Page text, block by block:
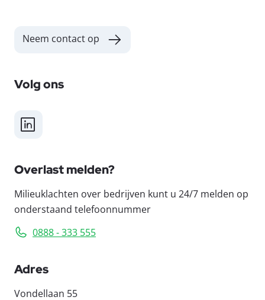
Neem contact op
Volg ons
LinkedIn
Overlast melden?
Milieuklachten over bedrijven kunt u 24/7 melden op
onderstaand telefoonnummer
0888 - 333 555
Adres
Vondellaan 55